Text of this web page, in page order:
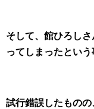
そして、館ひろし
ってしまったとい
試行錯誤したもの